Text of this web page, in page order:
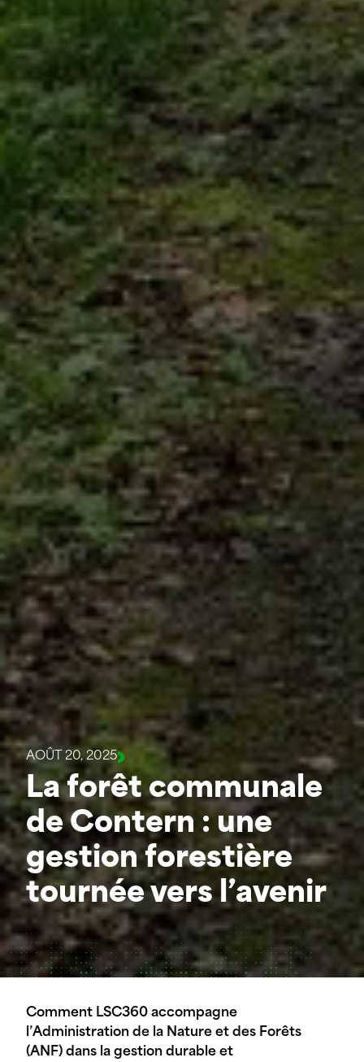
AOÛT 20, 2025
La forêt communale
de Contern : une
gestion forestière
tournée vers l’avenir
Comment LSC360 accompagne
l’Administration de la Nature et des Forêts
(ANF) dans la gestion durable et